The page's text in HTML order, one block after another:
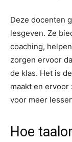
Deze docenten
lesgeven. Ze
coaching,
zorgen ervoor
de klas. Het is
maakt en
voor meer
Hoe